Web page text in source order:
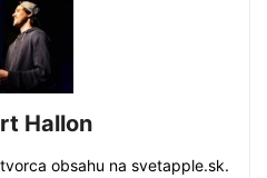
Hallon
obsahu na svetapple.sk.